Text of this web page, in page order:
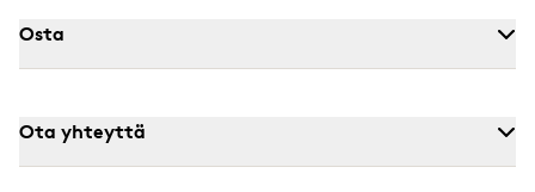
Osta
Ota yhteyttä